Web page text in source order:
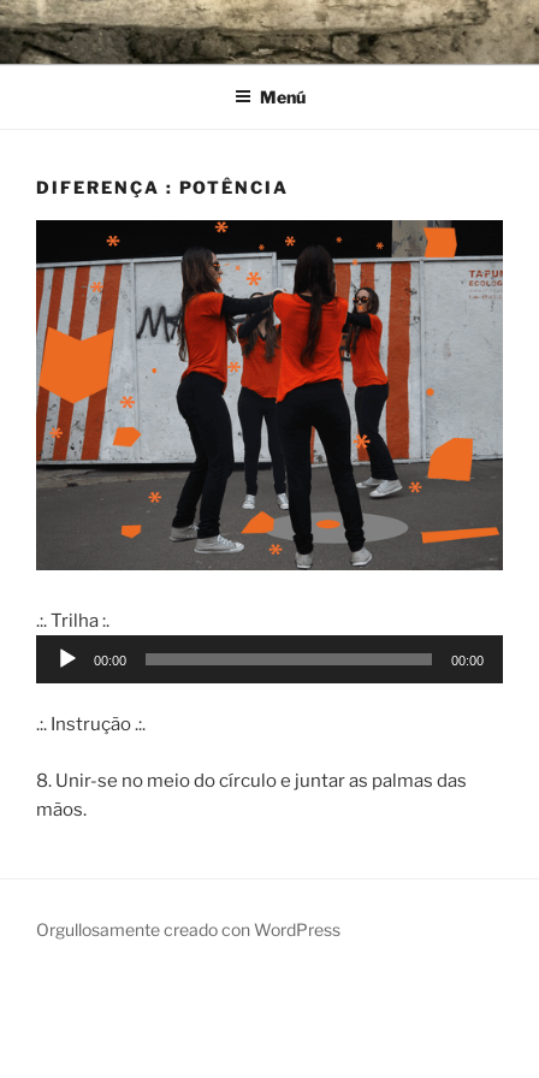
Ir
al
contenido
Menú
DIFERENÇA : POTÊNCIA
.:. Trilha :.
Reproductor
00:00 00:00
.:. Instrução .:.
8. Unir-se no meio do círculo e juntar as palmas das
mãos.
Orgullosamente creado con WordPress